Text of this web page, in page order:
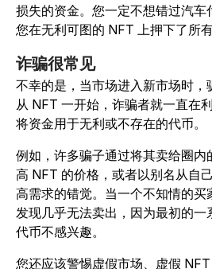
损失的资金。您一定不想错过汽车
您在无利可图的 NFT 上押下了所有
诈骗很常见
不幸的是，当市场进入新市场时，
从 NFT 一开始，诈骗者就一直在
将资金用于无利或不存在的代币。
例如，许多骗子通过将其卖给圈内
高 NFT 的价格，或者以别名从自
高需求的错觉。当一个不知情的
发现几乎无法卖出，因为最初的
代币不感兴趣。
您还应该警惕虚假市场、虚假